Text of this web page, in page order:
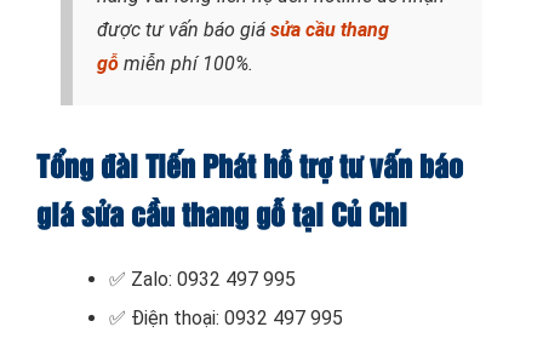
được tư vấn báo giá sửa cầu thang
gỗ miễn phí 100%.
Tổng đài Tiến Phát hỗ trợ tư vấn báo
giá sửa cầu thang gỗ tại Củ Chi
✅ Zalo: 0932 497 995
✅ Điện thoại: 0932 497 995